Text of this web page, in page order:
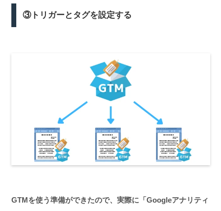
③トリガーとタグを設定する
GTMを使う準備ができたので、実際に「Googleアナリティ